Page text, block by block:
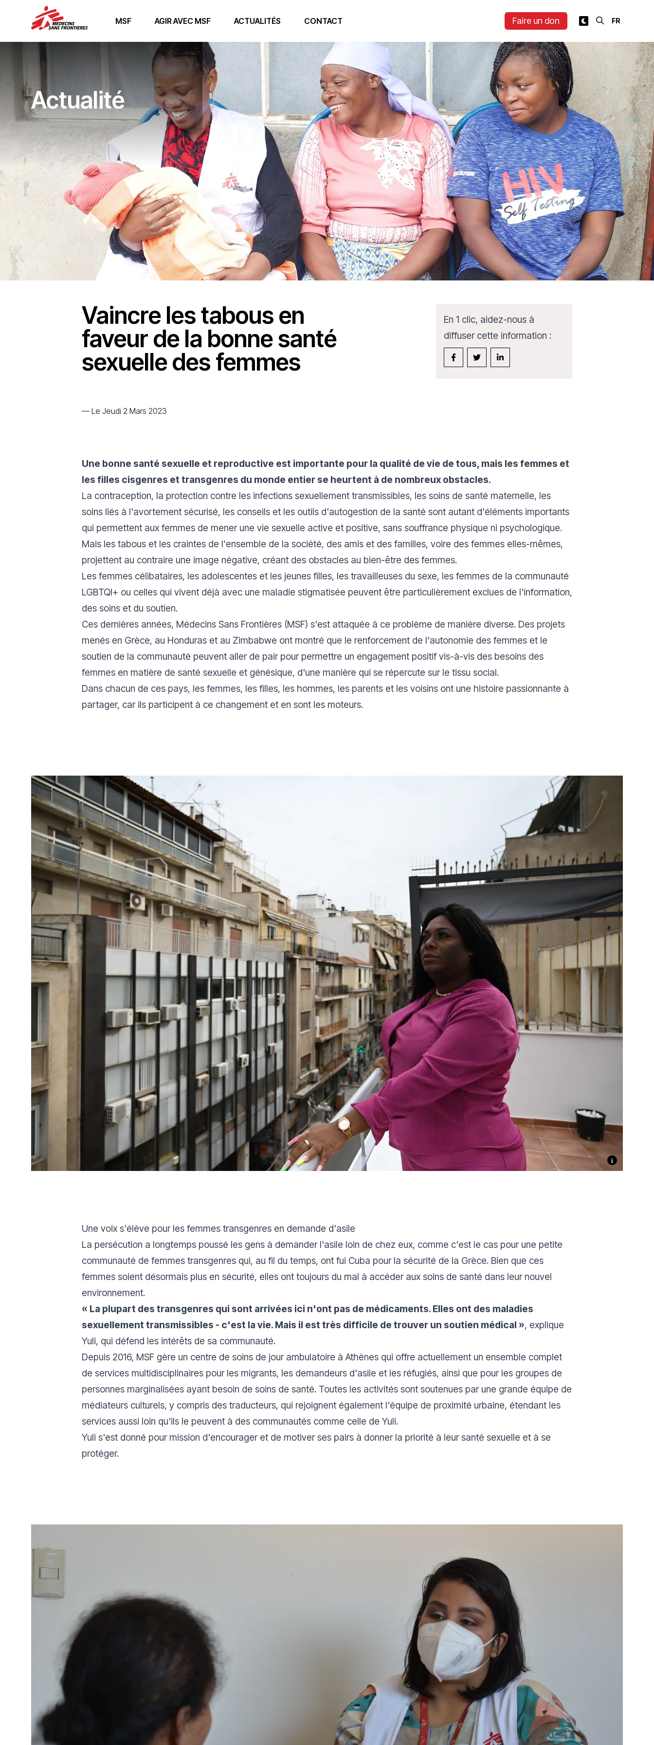
MSF AGIR AVEC MSF ACTUALITÉS CONTACT Faire un don
Actualité
Vaincre les tabous en
faveur de la bonne santé
sexuelle des femmes
— Le Jeudi 2 Mars 2023
En 1 clic, aidez-nous à
diffuser cette information :
Une bonne santé sexuelle et reproductive est importante pour la qualité de vie de tous, mais les femmes et
les filles cisgenres et transgenres du monde entier se heurtent à de nombreux obstacles.
La contraception, la protection contre les infections sexuellement transmissibles, les soins de santé maternelle, les
soins liés à l'avortement sécurisé, les conseils et les outils d'autogestion de la santé sont autant d'éléments importants
qui permettent aux femmes de mener une vie sexuelle active et positive, sans souffrance physique ni psychologique.
Mais les tabous et les craintes de l'ensemble de la société, des amis et des familles, voire des femmes elles-mêmes,
projettent au contraire une image négative, créant des obstacles au bien-être des femmes.
Les femmes célibataires, les adolescentes et les jeunes filles, les travailleuses du sexe, les femmes de la communauté
LGBTQI+ ou celles qui vivent déjà avec une maladie stigmatisée peuvent être particulièrement exclues de l'information,
des soins et du soutien.
Ces dernières années, Médecins Sans Frontières (MSF) s'est attaquée à ce problème de manière diverse. Des projets
menés en Grèce, au Honduras et au Zimbabwe ont montré que le renforcement de l'autonomie des femmes et le
soutien de la communauté peuvent aller de pair pour permettre un engagement positif vis-à-vis des besoins des
femmes en matière de santé sexuelle et génésique, d'une manière qui se répercute sur le tissu social.
Dans chacun de ces pays, les femmes, les filles, les hommes, les parents et les voisins ont une histoire passionnante à
partager, car ils participent à ce changement et en sont les moteurs.
Une voix s'élève pour les femmes transgenres en demande d'asile
La persécution a longtemps poussé les gens à demander l'asile loin de chez eux, comme c'est le cas pour une petite
communauté de femmes transgenres qui, au fil du temps, ont fui Cuba pour la sécurité de la Grèce. Bien que ces
femmes soient désormais plus en sécurité, elles ont toujours du mal à accéder aux soins de santé dans leur nouvel
environnement.
« La plupart des transgenres qui sont arrivées ici n'ont pas de médicaments. Elles ont des maladies
sexuellement transmissibles - c'est la vie. Mais il est très difficile de trouver un soutien médical », explique
Yuli, qui défend les intérêts de sa communauté.
Depuis 2016, MSF gère un centre de soins de jour ambulatoire à Athènes qui offre actuellement un ensemble complet
de services multidisciplinaires pour les migrants, les demandeurs d'asile et les réfugiés, ainsi que pour les groupes de
personnes marginalisées ayant besoin de soins de santé. Toutes les activités sont soutenues par une grande équipe de
médiateurs culturels, y compris des traducteurs, qui rejoignent également l'équipe de proximité urbaine, étendant les
services aussi loin qu'ils le peuvent à des communautés comme celle de Yuli.
Yuli s'est donné pour mission d'encourager et de motiver ses pairs à donner la priorité à leur santé sexuelle et à se
protéger.